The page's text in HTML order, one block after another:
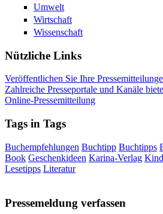
Umwelt
Wirtschaft
Wissenschaft
Nützliche Links
Veröffentlichen Sie Ihre
Zahlreiche Presseportale und Kanäle
Online-Pressemitteilung
Tags in Tags
Buchempfehlungen Buchtipp Buchtipps
Book Geschenkideen Karina-Verlag
Lesetipps Literatur
Pressemeldung verfassen